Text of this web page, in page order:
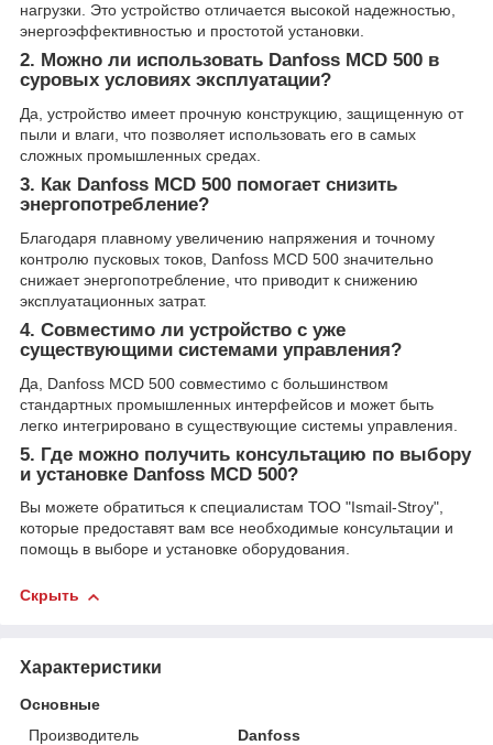
нагрузки. Это устройство отличается высокой надежностью,
энергоэффективностью и простотой установки.
2. Можно ли использовать Danfoss MCD 500 в
суровых условиях эксплуатации?
Да, устройство имеет прочную конструкцию, защищенную от
пыли и влаги, что позволяет использовать его в самых
сложных промышленных средах.
3. Как Danfoss MCD 500 помогает снизить
энергопотребление?
Благодаря плавному увеличению напряжения и точному
контролю пусковых токов, Danfoss MCD 500 значительно
снижает энергопотребление, что приводит к снижению
эксплуатационных затрат.
4. Совместимо ли устройство с уже
существующими системами управления?
Да, Danfoss MCD 500 совместимо с большинством
стандартных промышленных интерфейсов и может быть
легко интегрировано в существующие системы управления.
5. Где можно получить консультацию по выбору
и установке Danfoss MCD 500?
Вы можете обратиться к специалистам ТОО "Ismail-Stroy",
которые предоставят вам все необходимые консультации и
помощь в выборе и установке оборудования.
Скрыть
Характеристики
Основные
Производитель
Danfoss